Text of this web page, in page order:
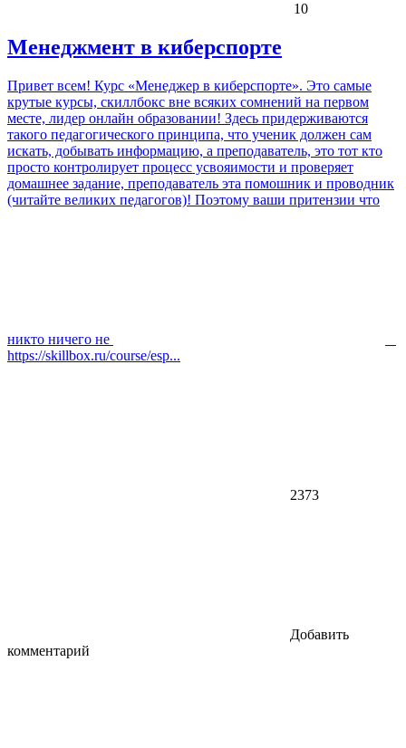
10
Менеджмент в киберспорте
Привет всем! Курс «Менеджер в киберспорте». Это самые
крутые курсы, скиллбокс вне всяких сомнений на первом
месте, лидер онлайн образовании! Здесь придерживаются
такого педагогического принципа, что ученик должен сам
искать, добывать информацию, а преподаватель, это тот кто
просто контролирует процесс усвояимости и проверяет
домашнее задание, преподаватель эта помошник и проводник
(читайте великих педагогов)! Поэтому ваши притензии что
никто ничего не
https://skillbox.ru/course/esp...
2373
Добавить
комментарий